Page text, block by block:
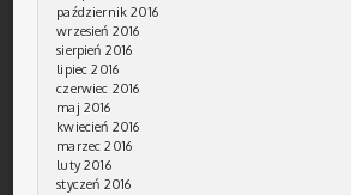
październik 2016
wrzesień 2016
sierpień 2016
lipiec 2016
czerwiec 2016
maj 2016
kwiecień 2016
marzec 2016
luty 2016
styczeń 2016